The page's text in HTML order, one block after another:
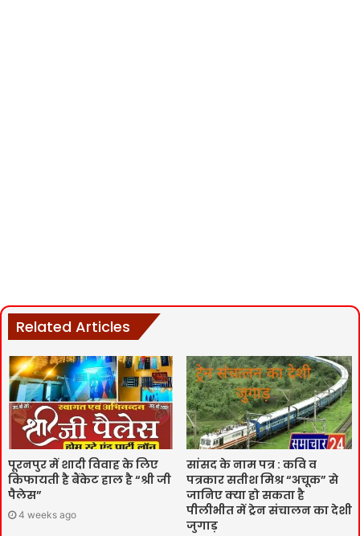
Related Articles
पूरनपुर में शादी विवाह के लिए
किफायती है बैंकेट हाल है “श्री जी
पैलेस”
4 weeks ago
सांसद के नाम पत्र : कवि व
पत्रकार सतीश मिश्र “अचूक” से
जानिए क्या हो सकता है
पीलीभीत में ट्रेन संचालन का देशी
जुगाड़